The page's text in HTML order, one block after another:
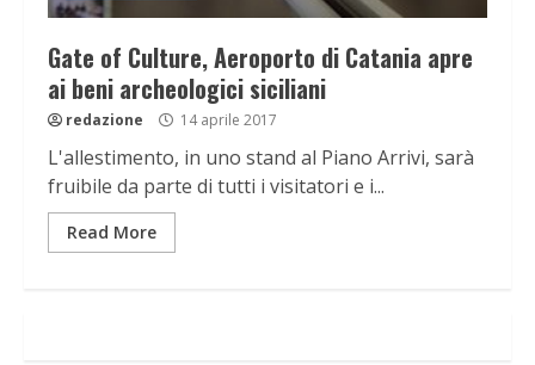
Gate of Culture, Aeroporto di Catania apre
ai beni archeologici siciliani
redazione 14 aprile 2017
L'allestimento, in uno stand al Piano Arrivi, sarà
fruibile da parte di tutti i visitatori e i...
Read More